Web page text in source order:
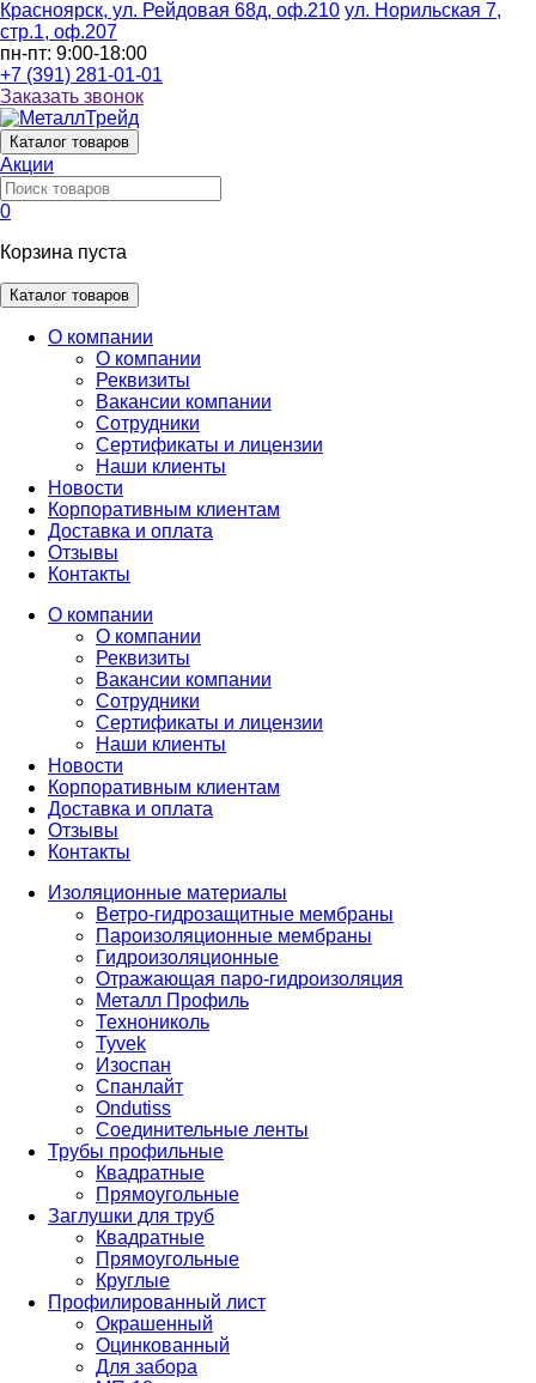
Красноярск, ул. Рейдовая 68д, оф.210 ул. Норильская 7,
стр.1, оф.207
пн-пт: 9:00-18:00
+7 (391) 281-01-01
Заказать звонок
Каталог товаров
Акции
0
Корзина пуста
Каталог товаров
О компании
О компании
Реквизиты
Вакансии компании
Сотрудники
Сертификаты и лицензии
Наши клиенты
Новости
Корпоративным клиентам
Доставка и оплата
Отзывы
Контакты
О компании
О компании
Реквизиты
Вакансии компании
Сотрудники
Сертификаты и лицензии
Наши клиенты
Новости
Корпоративным клиентам
Доставка и оплата
Отзывы
Контакты
Изоляционные материалы
Ветро-гидрозащитные мембраны
Пароизоляционные мембраны
Гидроизоляционные
Отражающая паро-гидроизоляция
Металл Профиль
Технониколь
Tyvek
Изоспан
Спанлайт
Ondutiss
Соединительные ленты
Трубы профильные
Квадратные
Прямоугольные
Заглушки для труб
Квадратные
Прямоугольные
Круглые
Профилированный лист
Окрашенный
Оцинкованный
Для забора